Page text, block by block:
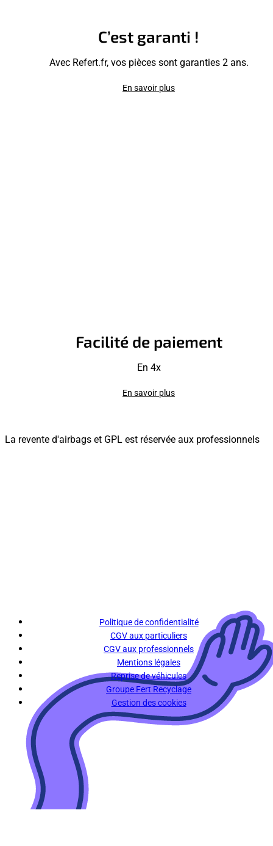
C’est garanti !
Avec Refert.fr, vos pièces sont garanties 2 ans.
En savoir plus
Facilité de paiement
En 4x
En savoir plus
La revente d'airbags et GPL est réservée aux professionnels
Politique de confidentialité
CGV aux particuliers
CGV aux professionnels
Mentions légales
Reprise de véhicules
Groupe Fert Recyclage
Gestion des cookies